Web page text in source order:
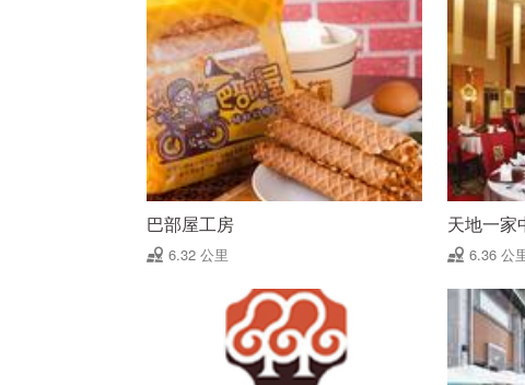
巴部屋工房
6.32 公里
天地一家
6.36 公